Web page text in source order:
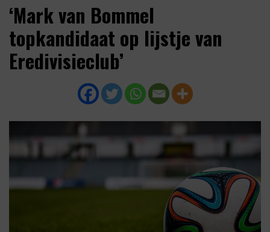
‘Mark van Bommel
topkandidaat op lijstje van
Eredivisieclub’